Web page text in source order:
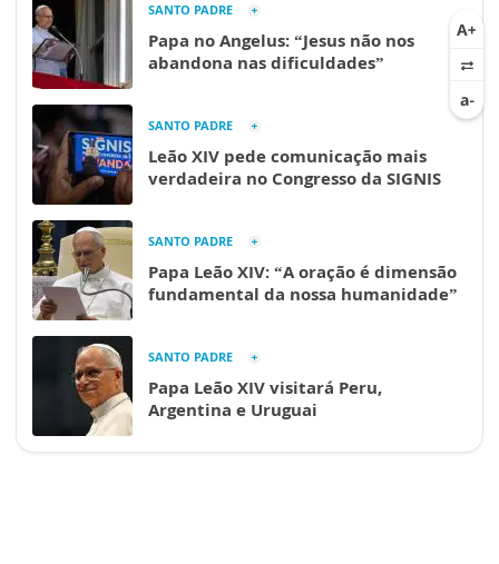
SANTO PADRE
Papa no Angelus: “Jesus não nos
abandona nas dificuldades”
SANTO PADRE
Leão XIV pede comunicação mais
verdadeira no Congresso da SIGNIS
SANTO PADRE
Papa Leão XIV: “A oração é dimensão
fundamental da nossa humanidade”
SANTO PADRE
Papa Leão XIV visitará Peru,
Argentina e Uruguai